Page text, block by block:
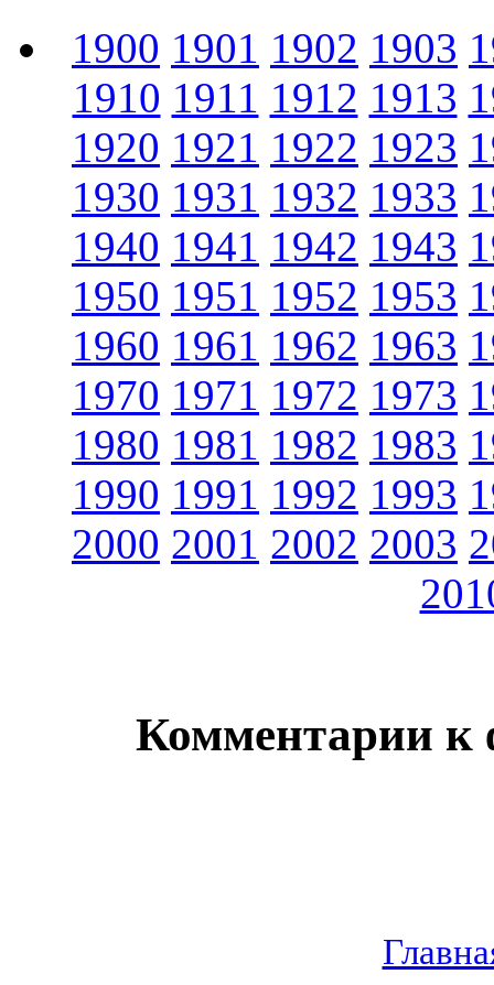
1900 1901 1902 1903
1910 1911 1912 1913
1920 1921 1922 1923
1930 1931 1932 1933
1940 1941 1942 1943
1950 1951 1952 1953
1960 1961 1962 1963
1970 1971 1972 1973
1980 1981 1982 1983
1990 1991 1992 1993
2000 2001 2002 2003
Комментарии